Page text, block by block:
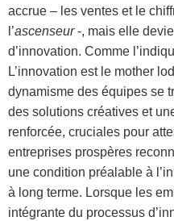
accrue – les ventes et le
l’ascenseur-, mais elle
d’innovation. Comme
L’innovation est le mother
dynamisme des équipes se
des solutions créatives et
renforcée, cruciales pour
entreprises prospères
une condition préalable à
à long terme. Lorsque les
intégrante du processus